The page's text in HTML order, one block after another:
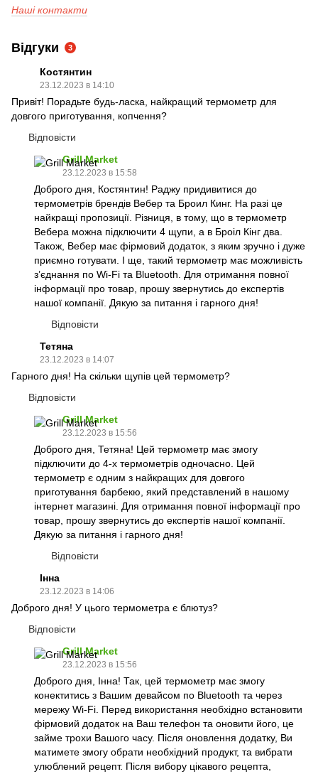
Наші контакти
Відгуки 3
Костянтин
23.12.2023 в 14:10
Привіт! Порадьте будь-ласка, найкращий термометр для
довгого приготування, копчення?
Відповісти
Grill Market
23.12.2023 в 15:58
Доброго дня, Костянтин! Раджу придивитися до
термометрів брендів Вебер та Броил Кинг. На разі це
найкращі пропозиції. Різниця, в тому, що в термометр
Вебера можна підключити 4 щупи, а в Броіл Кінг два.
Також, Вебер має фірмовий додаток, з яким зручно і дуже
приємно готувати. І ще, такий термометр має можливість
з’єднання по Wi-Fi та Bluetooth. Для отримання повної
інформації про товар, прошу звернутись до експертів
нашої компанії. Дякую за питання і гарного дня!
Відповісти
Тетяна
23.12.2023 в 14:07
Гарного дня! На скільки щупів цей термометр?
Відповісти
Grill Market
23.12.2023 в 15:56
Доброго дня, Тетяна! Цей термометр має змогу
підключити до 4-х термометрів одночасно. Цей
термометр є одним з найкращих для довгого
приготування барбекю, який представлений в нашому
інтернет магазині. Для отримання повної інформації про
товар, прошу звернутись до експертів нашої компанії.
Дякую за питання і гарного дня!
Відповісти
Інна
23.12.2023 в 14:06
Доброго дня! У цього термометра є блютуз?
Відповісти
Grill Market
23.12.2023 в 15:56
Доброго дня, Інна! Так, цей термометр має змогу
конектитись з Вашим девайсом по Bluetooth та через
мережу Wi-Fi. Перед використання необхідно встановити
фірмовий додаток на Ваш телефон та оновити його, це
займе трохи Вашого часу. Після оновлення додатку, Ви
матимете змогу обрати необхідний продукт, та вибрати
улюблений рецепт. Після вибору цікавого рецепта,